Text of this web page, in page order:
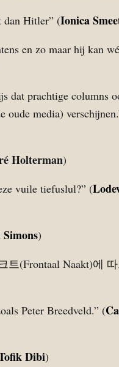
dan Hitler” (Ionica
en zo maar hij kan
dat prachtige columns
oude media)
Holterman)
vuile tiefuslul?” (
)
트(Frontaal Naakt)에
Peter Breedveld.” (
Dibi)